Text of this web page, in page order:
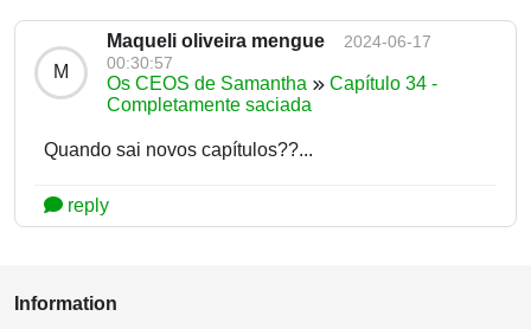
M
Maqueli oliveira mengue
2024-06-17
00:30:57
Os CEOS de Samantha
Capítulo 34 -
Completamente saciada
Quando sai novos capítulos??...
reply
Information